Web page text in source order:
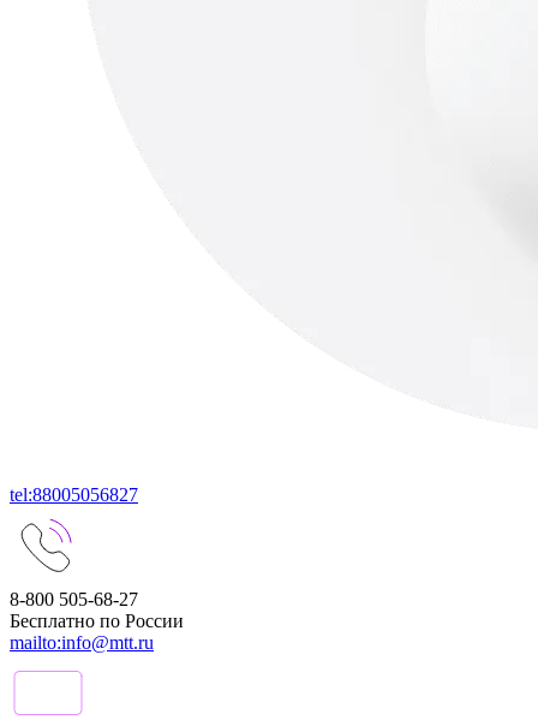
tel:88005056827
8-800 505-68-27
Бесплатно по России
mailto:info@mtt.ru